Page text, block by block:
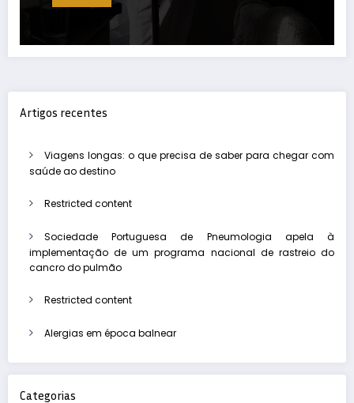
Artigos recentes
Viagens longas: o que precisa de saber para chegar com
saúde ao destino
Restricted content
Sociedade Portuguesa de Pneumologia apela à
implementação de um programa nacional de rastreio do
cancro do pulmão
Restricted content
Alergias em época balnear
Categorias